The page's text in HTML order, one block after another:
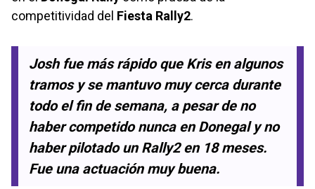
competitividad del Fiesta Rally2.
Josh fue más rápido que Kris en algunos
tramos y se mantuvo muy cerca durante
todo el fin de semana, a pesar de no
haber competido nunca en Donegal y no
haber pilotado un Rally2 en 18 meses.
Fue una actuación muy buena.